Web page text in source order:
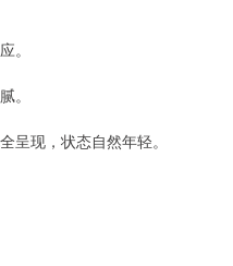
。
。
呈现，状态自然年轻。